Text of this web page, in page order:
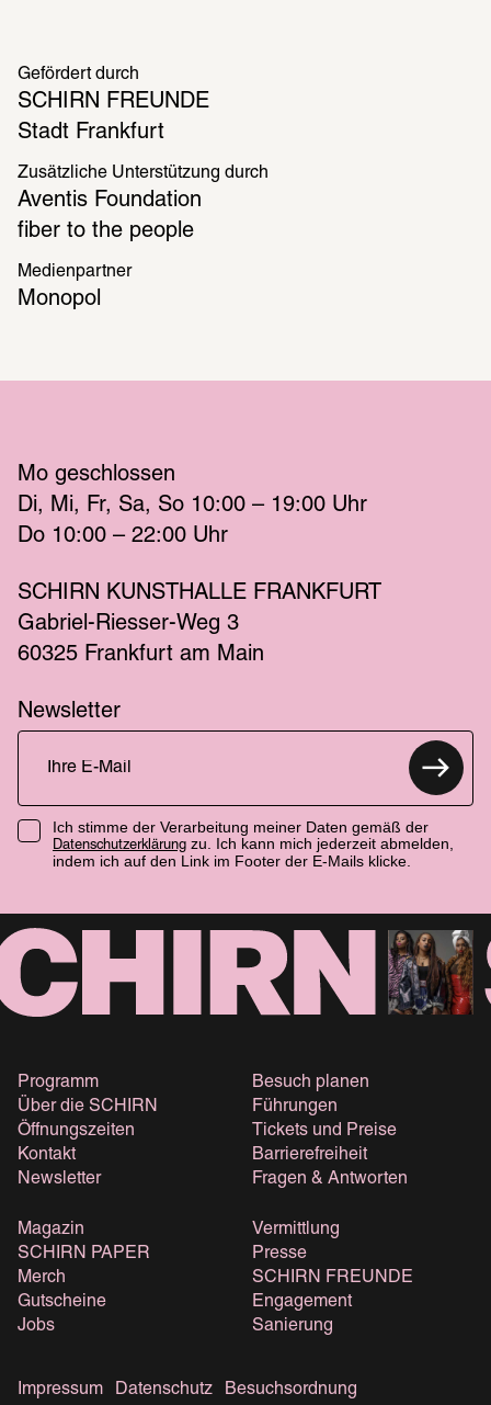
Gefördert durch
SCHIRN FREUNDE
Stadt Frankfurt
Zusätzliche Unterstützung durch
Aventis Foundation
fiber to the people
Medienpartner
Monopol
Mo geschlossen
Di
Mi Fr Sa So 10:00 – 19:00 Uhr
Do 10:00 – 22:00 Uhr
SCHIRN KUNSTHALLE FRANKFURT
Gabriel-Riesser-Weg 3
60325 Frankfurt am Main
Newsletter
Ich stimme der Verarbeitung meiner Daten gemäß der
Datenschutzerklärung zu. Ich kann mich jederzeit abmelden,
indem ich auf den Link im Footer der E-Mails klicke.
Programm
Über die SCHIRN
Öffnungszeiten
Kontakt
Newsletter
Besuch planen
Führungen
Tickets und Preise
Barrierefreiheit
Fragen & Antworten
Magazin
SCHIRN PAPER
Merch
Gutscheine
Jobs
Vermittlung
Presse
SCHIRN FREUNDE
Engagement
Sanierung
Impressum Datenschutz Besuchsordnung